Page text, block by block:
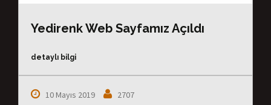
Yedirenk Web Sayfamız Açıldı
detaylı bilgi
10 Mayıs 2019 2707